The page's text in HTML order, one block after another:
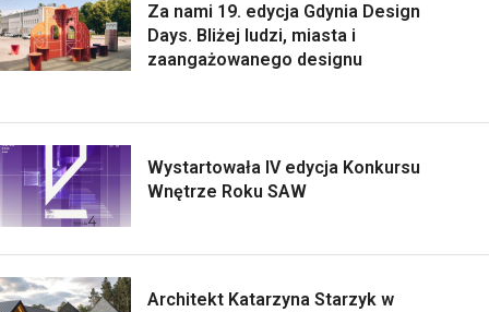
Za nami 19. edycja Gdynia Design
Days. Bliżej ludzi, miasta i
zaangażowanego designu
Wystartowała IV edycja Konkursu
Wnętrze Roku SAW
Architekt Katarzyna Starzyk w